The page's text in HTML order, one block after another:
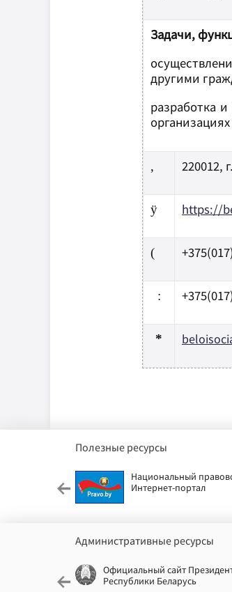
Задачи,
другими
разработка
, 220012,
ÿ https://
(
:
*
Полезные ресурсы
Национальный
Интернет-портал
Административные ресурсы
Официальный сайт
Республики Беларусь